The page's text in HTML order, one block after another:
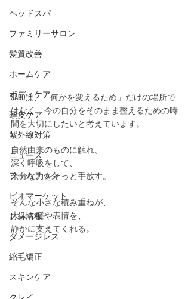
ヘッドスパ
ファミリーサロン
髪質改善
ホームケア
ボディケア
頭皮ケア
紫外線対策
ニュース
フェムテック
ビオマーケット
お得情報
ダメージレス
縮毛矯正
スキンケア
SABOは、「何かを変えるため」だけの場所で
はなく、今の自分をそのまま整えるための時
間を大切にしたいと考えています。
自然由来のものに触れ、
深く呼吸をして、
余分な力をそっと手放す。
そんな小さな積み重ねが、
大人の髪や表情を、
静かに支えてくれる。